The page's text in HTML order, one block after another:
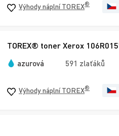
Výhody náplní TOREX®
TOREX® toner Xerox
azurová 591 zlaťáků
Výhody náplní TOREX®